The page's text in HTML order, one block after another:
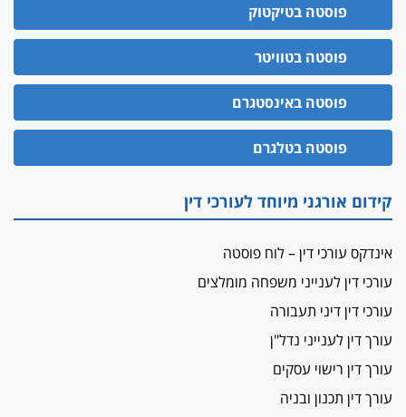
משרות אמון
יו"ר מחוז ת"א משבץ עובדות שלו למינוי דייני בית
הדין למשמעת
האופנוע חזר הביתה
עו"ד גיל פרידמן והרפתקאות אופנוע השטח שלו
הזכות לטנף
מאסר לעורך הדין
פיקטיביות בשם פלסטינים
על המידתיות
ביה"ד המשמעתי ביטל השעיה לצמיתות של
עורכת-דין שהביעה שמחה ב-7 באוקטובר
אשם
עו"ד הלל בבייב הורשע בהונאת עשרות לקוחות,
ההסדר: 7-9 שנות מאסר
פוסטה בטיקטוק
פוסטה בטוויטר
פוסטה באינסטגרם
פוסטה בטלגרם
קידום אורגני מיוחד לעורכי דין
אינדקס עורכי דין – לוח פוסטה
עורכי דין לענייני משפחה מומלצים
עורכי דין דיני תעבורה
עורך דין לענייני נדל"ן
עורך דין רישוי עסקים
עורך דין תכנון ובניה